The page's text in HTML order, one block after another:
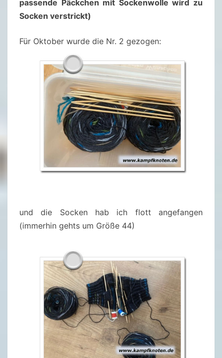
R
0
2
1
passende Päckchen mit Sockenwolle wird zu
Socken verstrickt)
Für Oktober wurde die Nr. 2 gezogen:
und die Socken hab ich flott angefangen
(immerhin gehts um Größe 44)